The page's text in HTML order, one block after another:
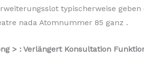
typischerweise
nada Atomnummer 85 ganz .
> : Verlängert Konsultation